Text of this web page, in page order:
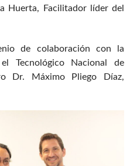
Huerta, Facilitador líder del
de colaboración con la
Tecnológico Nacional de
Dr. Máximo Pliego Díaz,